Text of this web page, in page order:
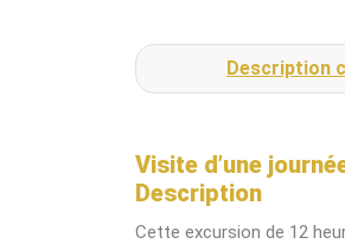
Description
Visite d’une
Description
Cette excursion de 12